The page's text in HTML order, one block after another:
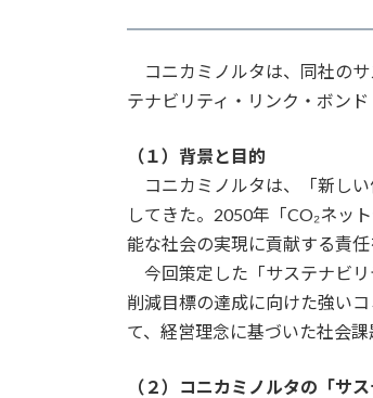
時
コニカミノルタは、同社のサ
テナビリティ・リンク・ボン
（１）背景と目的
コニカミノルタは、「新し
してきた。2050年「CO₂ネッ
能な社会の実現に貢献する責
今回策定した「サステナビリ
削減目標の達成に向けた強い
て、経営理念に基づいた社会
（２）コニカミノルタの「サ